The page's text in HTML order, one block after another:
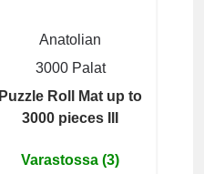
Anatolian
3000 Palat
Puzzle Roll Mat up to
3000 pieces III
Varastossa (3)